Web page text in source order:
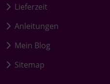
Lieferzeit
Anleitungen
Mein Blog
Sitemap